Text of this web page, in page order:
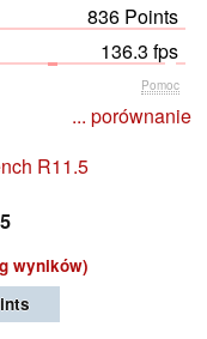
836 Points
136.3 fps
Pomoc
... porównanie
R11.5
wyników)